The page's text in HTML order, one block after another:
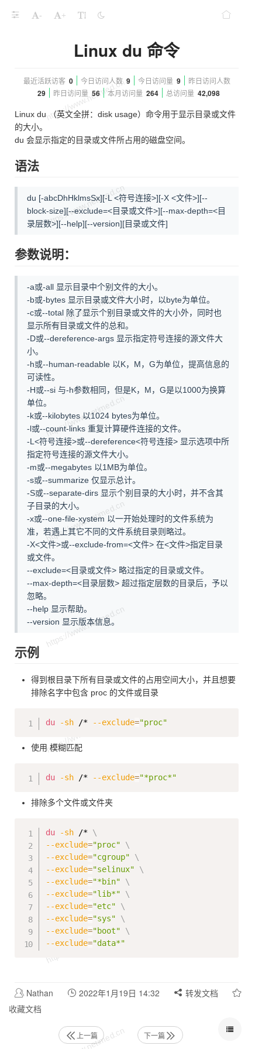
- +
Linux du 命令
最近活跃访客 0 今日访问人数 9 今日访问量 9 昨日访问人数
29 昨日访问量 56 本月访问量 264 总访问量 42,098
Linux du （英文全拼：disk usage）命令用于显示目录或文件
的大小。
du 会显示指定的目录或文件所占用的磁盘空间。
语法
du [-abcDhHklmsSx][-L <符号连接>][-X <文件>][--
block-size][--exclude=<目录或文件>][--max-depth=<目
录层数>][--help][--version][目录或文件]
参数说明：
-a或-all 显示目录中个别文件的大小。
-b或-bytes 显示目录或文件大小时，以byte为单位。
-c或--total 除了显示个别目录或文件的大小外，同时也
显示所有目录或文件的总和。
-D或--dereference-args 显示指定符号连接的源文件大
小。
-h或--human-readable 以K，M，G为单位，提高信息的
可读性。
-H或--si 与-h参数相同，但是K，M，G是以1000为换算
单位。
-k或--kilobytes 以1024 bytes为单位。
-l或--count-links 重复计算硬件连接的文件。
-L<符号连接>或--dereference<符号连接> 显示选项中所
指定符号连接的源文件大小。
-m或--megabytes 以1MB为单位。
-s或--summarize 仅显示总计。
-S或--separate-dirs 显示个别目录的大小时，并不含其
子目录的大小。
-x或--one-file-xystem 以一开始处理时的文件系统为
准，若遇上其它不同的文件系统目录则略过。
-X<文件>或--exclude-from=<文件> 在<文件>指定目录
或文件。
--exclude=<目录或文件> 略过指定的目录或文件。
--max-depth=<目录层数> 超过指定层数的目录后，予以
忽略。
--help 显示帮助。
--version 显示版本信息。
示例
得到根目录下所有目录或文件的占用空间大小，并且想要
排除名字中包含 proc 的文件或目录
du -sh /* --exclude="proc"
使用 模糊匹配
du -sh /* --exclude="*proc*"
排除多个文件或文件夹
du -sh /* \
--exclude="proc"
\
--exclude="cgroup"
\
--exclude="selinux"
\
--exclude="*bin"
\
--exclude="lib*"
\
--exclude="etc"
\
--exclude="sys"
\
--exclude="boot"
\
--exclude="data*"
Nathan 2022年1月19日 14:32
转发文档
收藏文档
上一篇 下一篇